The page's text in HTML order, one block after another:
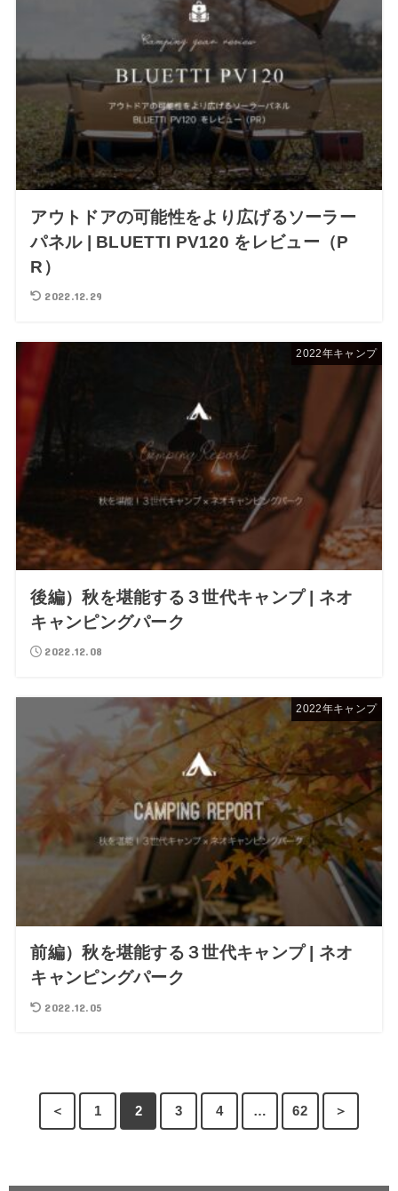
アウトドアの可能性をより広げるソーラー
パネル | BLUETTI PV120 をレビュー（P
R）
2022.12.29
2022年キャンプ
後編）秋を堪能する３世代キャンプ | ネオ
キャンピングパーク
2022.12.08
2022年キャンプ
前編）秋を堪能する３世代キャンプ | ネオ
キャンピングパーク
2022.12.05
＜ 1 2 3 4 … 62 ＞